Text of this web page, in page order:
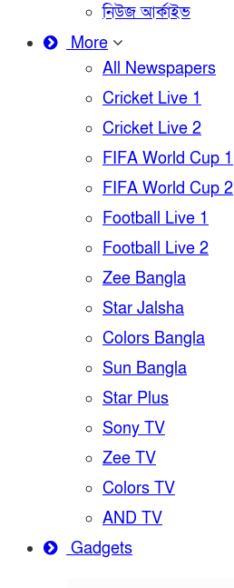
নিউজ আর্কাইভ
More
All Newspapers
Cricket Live 1
Cricket Live 2
FIFA World Cup 1
FIFA World Cup 2
Football Live 1
Football Live 2
Zee Bangla
Star Jalsha
Colors Bangla
Sun Bangla
Star Plus
Sony TV
Zee TV
Colors TV
AND TV
Gadgets